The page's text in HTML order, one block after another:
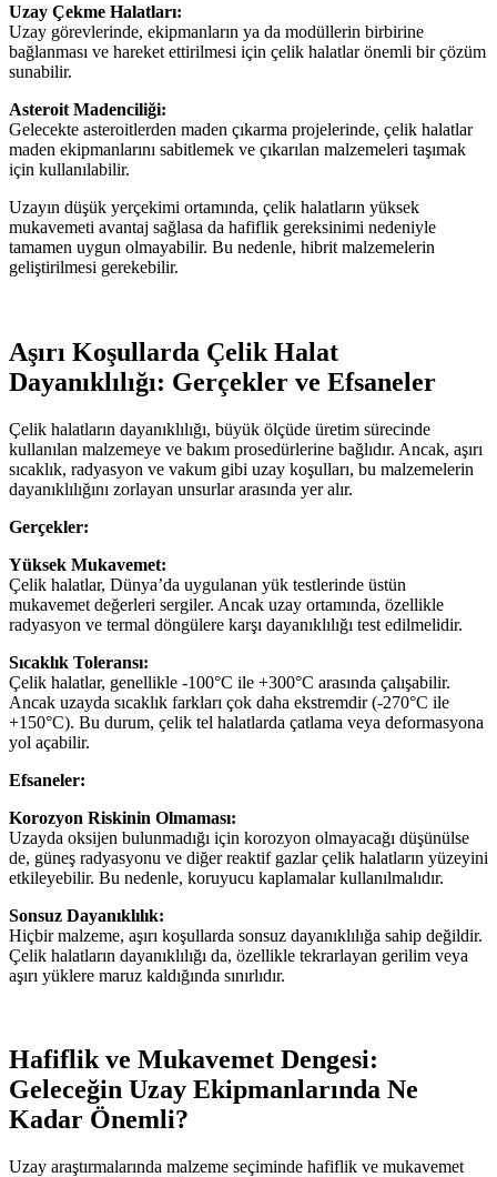
Uzay Çekme Halatları:
Uzay görevlerinde, ekipmanların ya da modüllerin birbirine
bağlanması ve hareket ettirilmesi için çelik halatlar önemli bir çözüm
sunabilir.
Asteroit Madenciliği:
Gelecekte asteroitlerden maden çıkarma projelerinde, çelik halatlar
maden ekipmanlarını sabitlemek ve çıkarılan malzemeleri taşımak
için kullanılabilir.
Uzayın düşük yerçekimi ortamında, çelik halatların yüksek
mukavemeti avantaj sağlasa da hafiflik gereksinimi nedeniyle
tamamen uygun olmayabilir. Bu nedenle, hibrit malzemelerin
geliştirilmesi gerekebilir.
Aşırı Koşullarda Çelik Halat
Dayanıklılığı: Gerçekler ve Efsaneler
Çelik halatların dayanıklılığı, büyük ölçüde üretim sürecinde
kullanılan malzemeye ve bakım prosedürlerine bağlıdır. Ancak, aşırı
sıcaklık, radyasyon ve vakum gibi uzay koşulları, bu malzemelerin
dayanıklılığını zorlayan unsurlar arasında yer alır.
Gerçekler:
Yüksek Mukavemet:
Çelik halatlar, Dünya’da uygulanan yük testlerinde üstün
mukavemet değerleri sergiler. Ancak uzay ortamında, özellikle
radyasyon ve termal döngülere karşı dayanıklılığı test edilmelidir.
Sıcaklık Toleransı:
Çelik halatlar, genellikle -100°C ile +300°C arasında çalışabilir.
Ancak uzayda sıcaklık farkları çok daha ekstremdir (-270°C ile
+150°C). Bu durum, çelik tel halatlarda çatlama veya deformasyona
yol açabilir.
Efsaneler:
Korozyon Riskinin Olmaması:
Uzayda oksijen bulunmadığı için korozyon olmayacağı düşünülse
de, güneş radyasyonu ve diğer reaktif gazlar çelik halatların yüzeyini
etkileyebilir. Bu nedenle, koruyucu kaplamalar kullanılmalıdır.
Sonsuz Dayanıklılık:
Hiçbir malzeme, aşırı koşullarda sonsuz dayanıklılığa sahip değildir.
Çelik halatların dayanıklılığı da, özellikle tekrarlayan gerilim veya
aşırı yüklere maruz kaldığında sınırlıdır.
Hafiflik ve Mukavemet Dengesi:
Geleceğin Uzay Ekipmanlarında Ne
Kadar Önemli?
Uzay araştırmalarında malzeme seçiminde hafiflik ve mukavemet